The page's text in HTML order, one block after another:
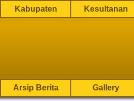
Kabupaten Kesultanan
Arsip Berita Gallery